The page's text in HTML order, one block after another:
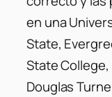
en una
State,
State
Douglas